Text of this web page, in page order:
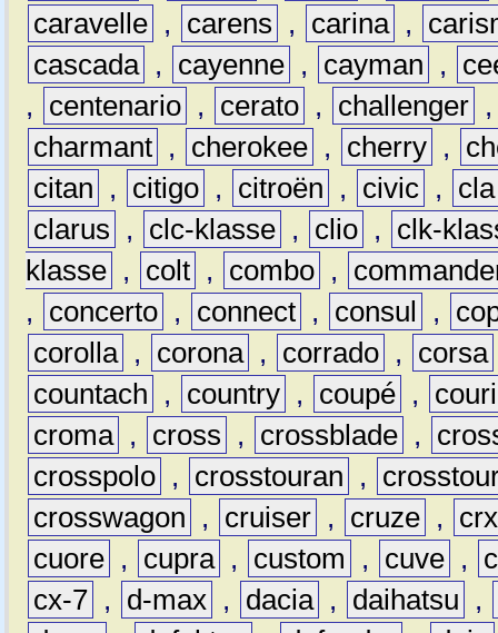
caravelle , carens , carina ,
cascada , cayenne , cayman ,
,
centenario , cerato , challenger
charmant , cherokee , cherry ,
citan
, citigo , citroën , civic ,
cla
clarus
, clc-klasse , clio ,
clk-
klasse , colt , combo ,
,
concerto , connect , consul ,
corolla , corona , corrado , corsa
countach
, country , coupé ,
croma , cross , crossblade ,
crosspolo , crosstouran ,
crosswagon
, cruiser , cruze ,
crx
cuore , cupra , custom , cuve ,
cx-7 , d-max , dacia , daihatsu
,